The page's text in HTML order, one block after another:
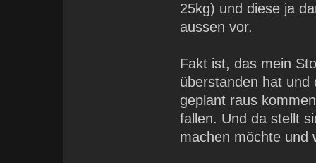
25kg) und diese ja
aussen vor.
Fakt ist, das mein
überstanden hat und
geplant raus
fallen. Und da stellt
machen möchte und